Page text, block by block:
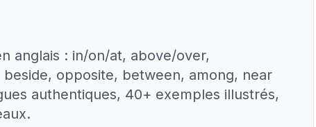
anglais : in/on/at, above/over,
opposite, between, among, near
authentiques, 40+ exemples illustrés,